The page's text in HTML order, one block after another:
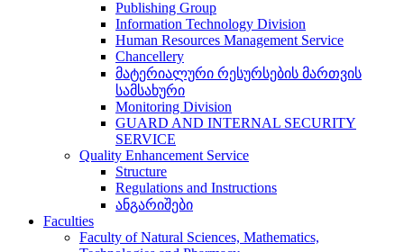
Publishing Group
Information Technology Division
Human Resources Management Service
Chancellery
მატერიალური რესურსების მართვის
სამსახური
Monitoring Division
GUARD AND INTERNAL SECURITY
SERVICE
Quality Enhancement Service
Structure
Regulations and Instructions
ანგარიშები
Faculties
Faculty of Natural Sciences, Mathematics,